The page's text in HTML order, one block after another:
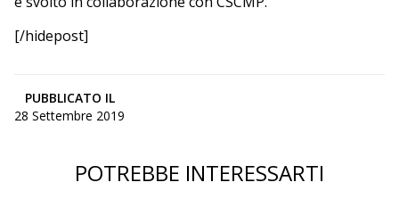
[/hidepost]
PUBBLICATO IL
28 Settembre 2019
POTREBBE INTERESSARTI